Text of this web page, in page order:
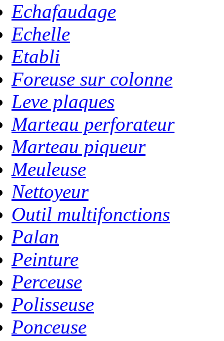
Echafaudage
Echelle
Etabli
Foreuse sur colonne
Leve plaques
Marteau perforateur
Marteau piqueur
Meuleuse
Nettoyeur
Outil multifonctions
Palan
Peinture
Perceuse
Polisseuse
Ponceuse